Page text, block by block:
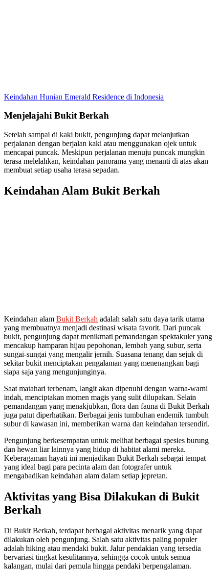
Keindahan Hunian Emerald Residence di Indonesia
Menjelajahi Bukit Berkah
Setelah sampai di kaki bukit, pengunjung dapat melanjutkan
perjalanan dengan berjalan kaki atau menggunakan ojek untuk
mencapai puncak. Meskipun perjalanan menuju puncak mungkin
terasa melelahkan, keindahan panorama yang menanti di atas akan
membuat setiap usaha terasa sepadan.
Keindahan Alam Bukit Berkah
Keindahan alam Bukit Berkah adalah salah satu daya tarik utama
yang membuatnya menjadi destinasi wisata favorit. Dari puncak
bukit, pengunjung dapat menikmati pemandangan spektakuler yang
mencakup hamparan hijau pepohonan, lembah yang subur, serta
sungai-sungai yang mengalir jernih. Suasana tenang dan sejuk di
sekitar bukit menciptakan pengalaman yang menenangkan bagi
siapa saja yang mengunjunginya.
Saat matahari terbenam, langit akan dipenuhi dengan warna-warni
indah, menciptakan momen magis yang sulit dilupakan. Selain
pemandangan yang menakjubkan, flora dan fauna di Bukit Berkah
juga patut diperhatikan. Berbagai jenis tumbuhan endemik tumbuh
subur di kawasan ini, memberikan warna dan keindahan tersendiri.
Pengunjung berkesempatan untuk melihat berbagai spesies burung
dan hewan liar lainnya yang hidup di habitat alami mereka.
Keberagaman hayati ini menjadikan Bukit Berkah sebagai tempat
yang ideal bagi para pecinta alam dan fotografer untuk
mengabadikan keindahan alam dalam setiap jepretan.
Aktivitas yang Bisa Dilakukan di Bukit
Berkah
Di Bukit Berkah, terdapat berbagai aktivitas menarik yang dapat
dilakukan oleh pengunjung. Salah satu aktivitas paling populer
adalah hiking atau mendaki bukit. Jalur pendakian yang tersedia
bervariasi tingkat kesulitannya, sehingga cocok untuk semua
kalangan, mulai dari pemula hingga pendaki berpengalaman.